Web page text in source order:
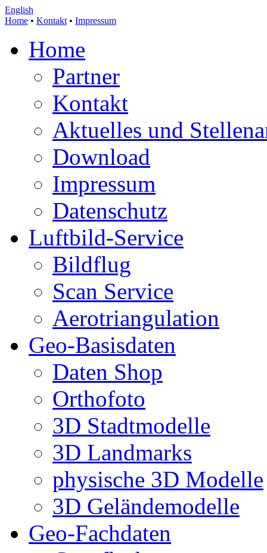
English
Home • Kontakt • Impressum
Home
Partner
Kontakt
Aktuelles und
Download
Impressum
Datenschutz
Luftbild-Service
Bildflug
Scan Service
Aerotriangulation
Geo-Basisdaten
Daten Shop
Orthofoto
3D Stadtmodelle
3D Landmarks
physische 3D Modelle
3D Geländemodelle
Geo-Fachdaten